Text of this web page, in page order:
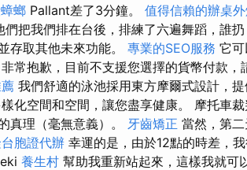
螂 Pallant差了3分鐘。 值得信賴的辦桌
們把我們排在台後，排練了六遍舞蹈，誰
存取其他未來功能。 專業的SEO服務 它
非常抱歉，目前不支援您選擇的貨幣付款，
我們舒適的泳池採用東方摩爾式設計，
化空間和空間，讓您盡享健康。 摩托車
真理（毫無意義）。 牙齒矯正 當然，第
胞證代辦 幸運的是，由於12點的時差，
養生村 幫助我重新站起來，這樣我就可